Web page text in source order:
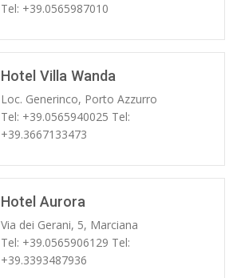
Tel: +39.0565987010
Hotel Villa Wanda
Loc. Generinco, Porto Azzurro
Tel: +39.0565940025 Tel:
+39.3667133473
Hotel Aurora
Via dei Gerani, 5, Marciana
Tel: +39.0565906129 Tel:
+39.3393487936